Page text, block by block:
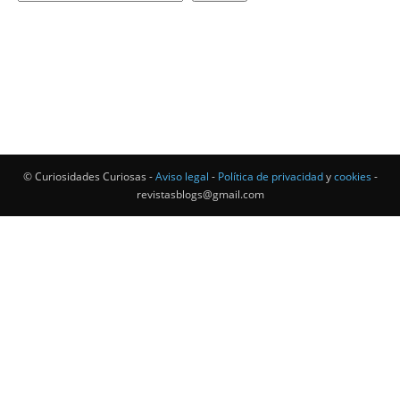
© Curiosidades Curiosas -Aviso legal - Política de privacidadycookies -
revistasblogs@gmail.com